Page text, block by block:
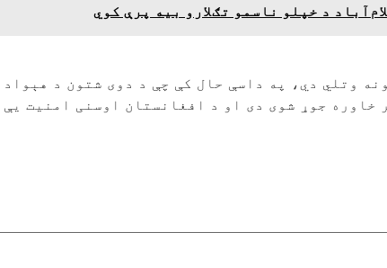
د خپلو ناسمو تګلارو بیه پرې کوي
وتلي دي، په داسې حال کې چې د دوی شتون د
جوړ شوی دی او د افغانستان اوسنی امنیت